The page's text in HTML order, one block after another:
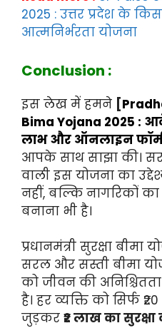
2025 : उत्तर प्रदेश के
आत्मनिर्भरता योजना
Conclusion :
इस लेख में हमने [
Bima Yojana 2025 :
लाभ और ऑनलाइन
आपके साथ साझा की।
वाली इस योजना का
नहीं, बल्कि नागरिकों
बनाना भी है।
प्रधानमंत्री सुरक्षा बीमा
सरल और सस्ती बीमा
को जीवन की
है। हर व्यक्ति को सिर्फ
जुड़कर ₹2 लाख का